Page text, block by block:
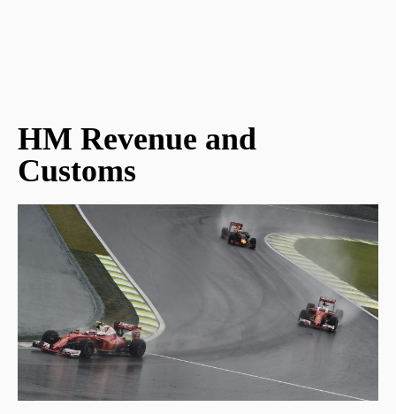
HM Revenue and
Customs